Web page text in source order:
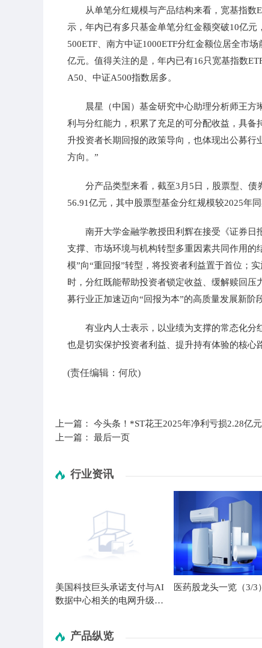
从单笔分红规模与产品结构来看，宽基指数
示，年内已有多只基金单笔分红金额突破10亿元
500ETF、南方中证1000ETF分红金额位居全市
亿元。值得关注的是，年内已有16只宽基指数
A50、中证A500指数居多。
晨星（中国）基金研究中心助理分析师王
利与分红能力，积累了充足的可分配收益，具
升投资者长期回报的政策导向，也体现出公募
方向。”
分产品类型来看，截至3月5日，股票型、债
56.91亿元，其中股票型基金分红规模较2025年
南开大学金融学教授田利辉在接受《证券
支撑、市场环境与机构转型多重因素共同作用的
模”向“重回报”转型，将投资者利益置于首位；
时，分红既能帮助投资者锁定收益、缓解赎回
募行业正加速迈向“回报为本”的高质量发展新阶
有业内人士表示，以业绩为支撑的常态化分
也是切实保护投资者利益、提升持有体验的核心
(责任编辑：何欣)
上一篇： 今头条！*ST花王2025年净利亏损2.28亿
上一篇： 最后一页
行业资讯
美国科技巨头承诺支付与AI
数据中心相关的电网升级和
医药股龙头一览（3/3）
产品纵览